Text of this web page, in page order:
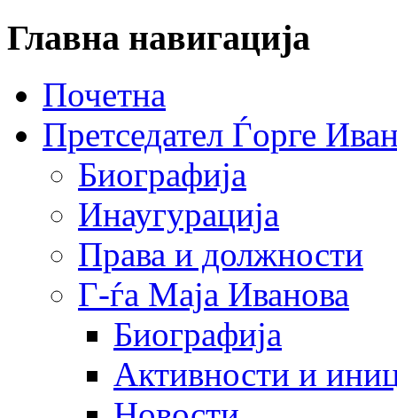
Главна навигација
Почетна
Претседател Ѓорге
Биографија
Инаугурација
Права и должности
Г-ѓа Маја Иванова
Биографија
Активности и